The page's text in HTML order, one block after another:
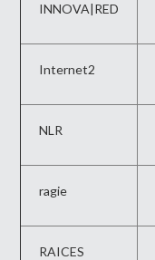
INNOVA|RED
Internet2
NLR
ragie
RAICES